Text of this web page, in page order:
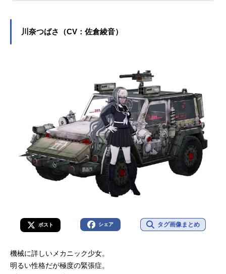
多く演じています。こちらでは、櫻
川奈つばさ（CV：佐倉綾音）
ポスト シェア タグ画像まとめ
機械に詳しいメカニック少女。
明るい性格だが極度の緊張症。